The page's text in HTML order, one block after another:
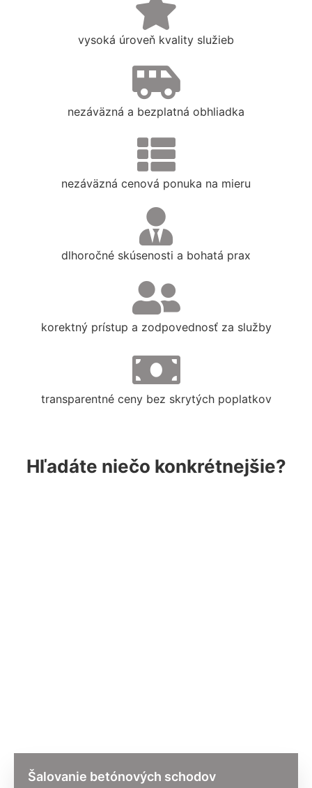
vysoká úroveň kvality služieb
nezáväzná a bezplatná obhliadka
nezáväzná cenová ponuka na mieru
dlhoročné skúsenosti a bohatá prax
korektný prístup a zodpovednosť za služby
transparentné ceny bez skrytých poplatkov
Hľadáte niečo konkrétnejšie?
Šalovanie betónových schodov